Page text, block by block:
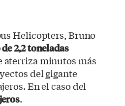
Helicopters, Bruno
2,2 toneladas
aterriza minutos más
del gigante
En el caso del
.